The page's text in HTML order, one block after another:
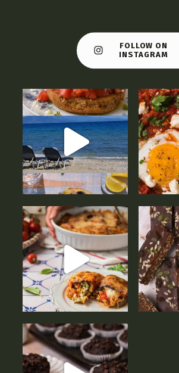
FOLLOW ON
INSTAGRAM